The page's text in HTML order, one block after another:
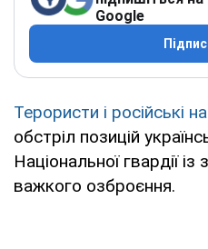
Google
Терористи і російські
обстріл позицій
Національної гвардії
важкого озброєння.